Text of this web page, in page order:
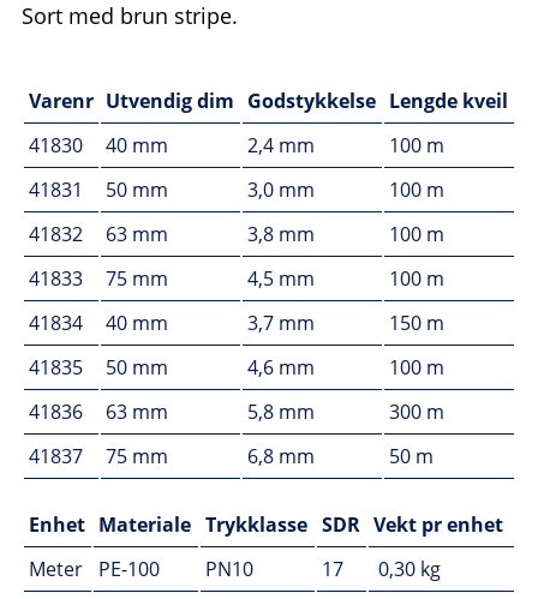
Sort med brun stripe.
Varenr Utvendig dim Godstykkelse Lengde kveil
41830
40 mm 2,4 mm
100 m
41831
50 mm 3,0 mm
100 m
41832
63 mm 3,8 mm
100 m
41833
75 mm 4,5 mm
100 m
41834
40 mm 3,7 mm
150 m
41835
50 mm 4,6 mm
100 m
41836
63 mm 5,8 mm
300 m
41837
75 mm 6,8 mm 50 m
Enhet Materiale Trykklasse SDR Vekt pr enhet
Meter
PE-100 PN10 17
0,30 kg